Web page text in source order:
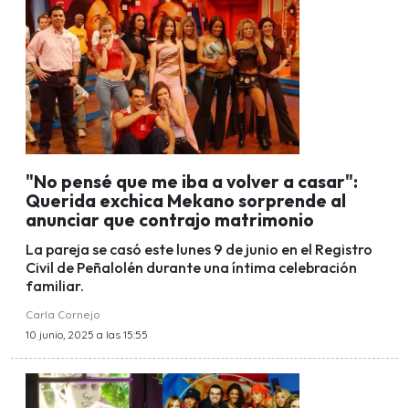
"No pensé que me iba a volver a casar":
Querida exchica Mekano sorprende al
anunciar que contrajo matrimonio
La pareja se casó este lunes 9 de junio en el Registro
Civil de Peñalolén durante una íntima celebración
familiar.
Carla Cornejo
10 junio, 2025 a las 15:55